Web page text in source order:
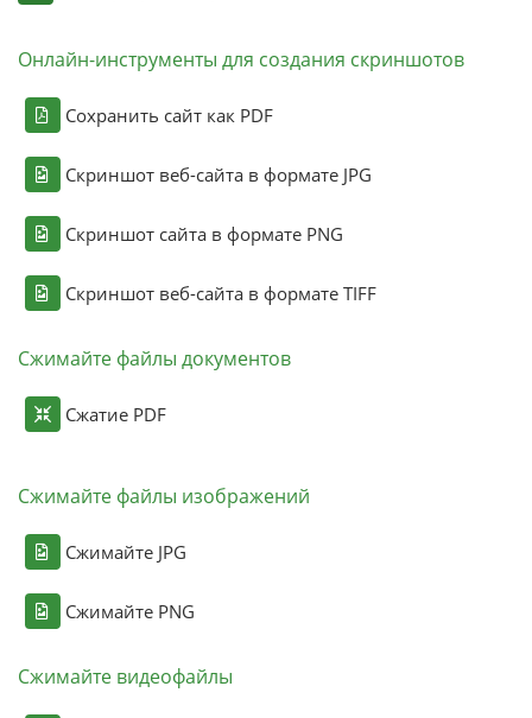
Онлайн-инструменты для создания скриншотов
Сохранить сайт как PDF
Скриншот веб-сайта в формате JPG
Скриншот сайта в формате PNG
Скриншот веб-сайта в формате TIFF
Сжимайте файлы документов
Сжатие PDF
Сжимайте файлы изображений
Сжимайте JPG
Сжимайте PNG
Сжимайте видеофайлы